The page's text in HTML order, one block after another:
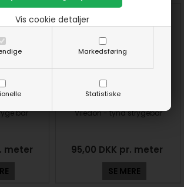
Markedsføring
Statistiske
Vis cookie detaljer
bar
meter
Viledon - tynd strygebar
95,00 DKK pr. meter
SE MERE